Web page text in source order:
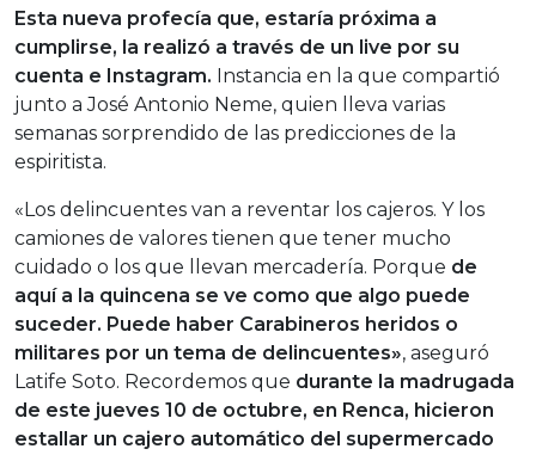
Esta nueva profecía que, estaría próxima a
cumplirse, la realizó a través de un live por su
cuenta e Instagram. Instancia en la que compartió
junto a José Antonio Neme, quien lleva varias
semanas sorprendido de las predicciones de la
espiritista.
«Los delincuentes van a reventar los cajeros. Y los
camiones de valores tienen que tener mucho
cuidado o los que llevan mercadería. Porque de
aquí a la quincena se ve como que algo puede
suceder. Puede haber Carabineros heridos o
militares por un tema de delincuentes», aseguró
Latife Soto. Recordemos que durante la madrugada
de este jueves 10 de octubre, en Renca, hicieron
estallar un cajero automático del supermercado